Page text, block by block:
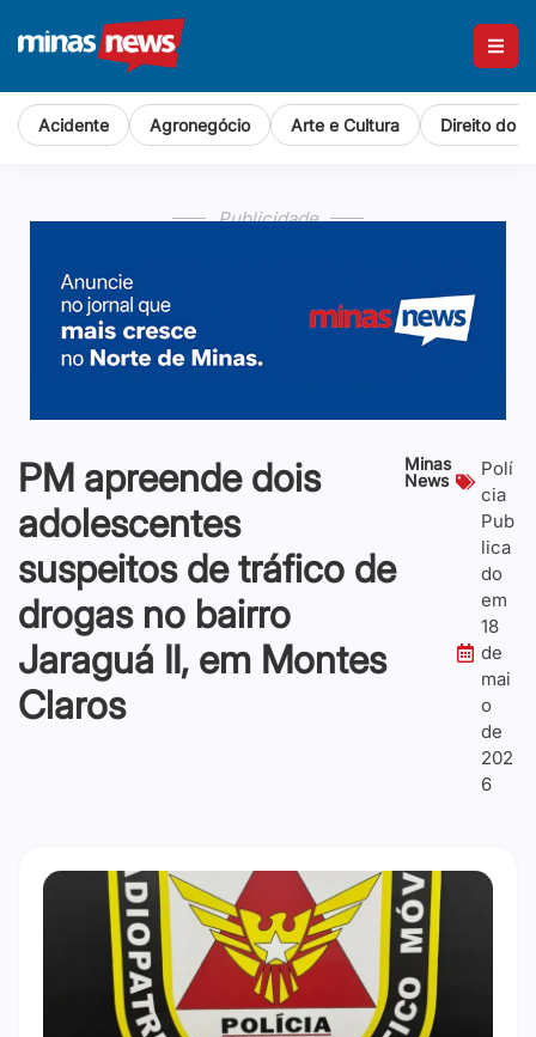
Acidente Agronegócio Arte e Cultura Direito do
Publicidade
Minas
News
Polí
cia
Pub
lica
do
em
18
de
mai
o
de
202
6
PM apreende dois
adolescentes
suspeitos de tráfico de
drogas no bairro
Jaraguá II, em Montes
Claros